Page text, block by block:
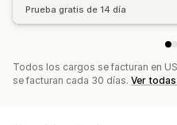
Prueba gratis de 14 día
Todos los cargos se facturan en
se facturan cada 30 días. Ver